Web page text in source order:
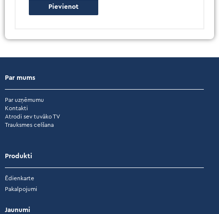
Par mums
Par uzņēmumu
Kontakti
Atrodi sev tuvāko TV
Trauksmes celšana
Produkti
Ēdienkarte
Pakalpojumi
Jaunumi